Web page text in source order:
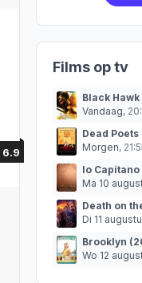
6.9
Films op tv
Black
Vandaag,
Dead
Morgen,
Io
Ma 10
Death on
Di 11
Brooklyn
Wo 12